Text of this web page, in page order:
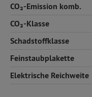
CO₂-Emission komb.
CO₂-Klasse
Schadstoffklasse
Feinstaubplakette
Elektrische Reichweite